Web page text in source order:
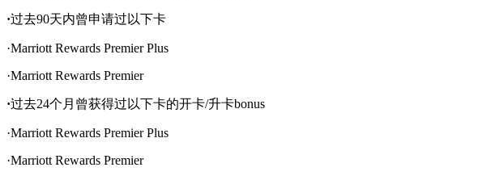
·过去90天内曾申请过以下卡
·Marriott Rewards Premier Plus
·Marriott Rewards Premier
·过去24个月曾获得过以下卡的开卡/升卡bonus
·Marriott Rewards Premier Plus
·Marriott Rewards Premier